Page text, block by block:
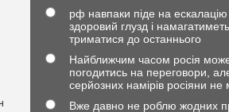
рф навпаки піде на
здоровий глузд і
триматися до останнього
Найближчим часом росія
погодитись на переговори,
серйозних намірів росіяни не
Вже давно не роблю жодних